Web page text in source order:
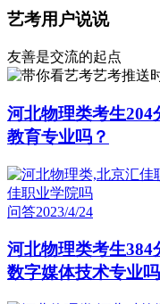
艺考用户说说
友善是交流的起点
艺考推送
河北物理类考生
教育专业吗？
问答2023/4/24
河北物理类考生
数字媒体技术专业